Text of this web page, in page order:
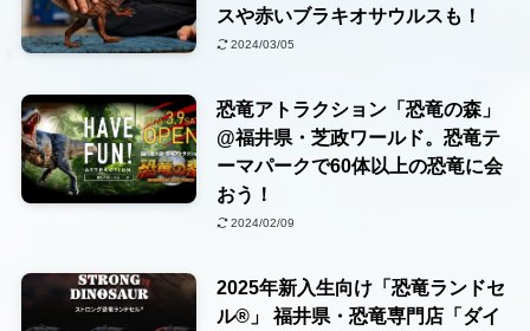
スや赤いブラキオサウルスも！
2024/03/05
恐竜アトラクション「恐竜の森」
@福井県・芝政ワールド。恐竜テ
ーマパークで60体以上の恐竜に会
おう！
2024/02/09
2025年新入生向け「恐竜ランドセ
ル®」 福井県・恐竜専門店「ダイ